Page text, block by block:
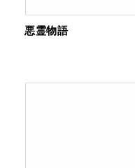
悪霊物語